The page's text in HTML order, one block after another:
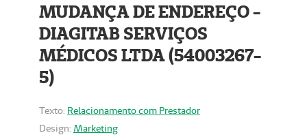
MUDANÇA DE ENDEREÇO -
DIAGITAB SERVIÇOS
MÉDICOS LTDA (54003267-
5)
Texto: Relacionamento com Prestador
Design: Marketing